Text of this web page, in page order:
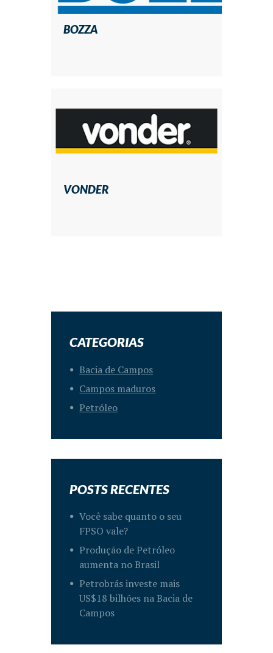
BOZZA
VONDER
CATEGORIAS
Bacia de Campos
Campos maduros
Petróleo
POSTS RECENTES
Você sabe quanto o seu
FPSO vale?
Produção de Petróleo
aumenta no Brasil
Petrobrás investe mais
US$18 bilhões na Bacia de
Campos